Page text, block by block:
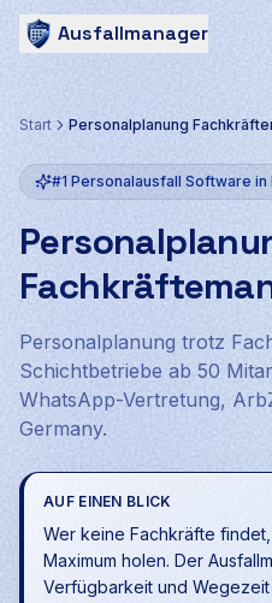
Ausfallmanager
Start Personalplanung
#1 Personalausfall Software in
Personalplanung trotz
Schichtbetriebe ab 50
WhatsApp-Vertretung,
Germany.
AUF EINEN BLICK
Wer keine Fachkräfte
Maximum holen. Der
Verfügbarkeit und